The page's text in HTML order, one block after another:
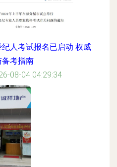
人考试报名已启动 权威
备考指南
08-04 04:29:34